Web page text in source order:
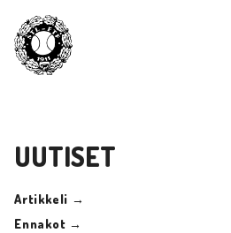
UUTISET
Artikkeli →
Ennakot →